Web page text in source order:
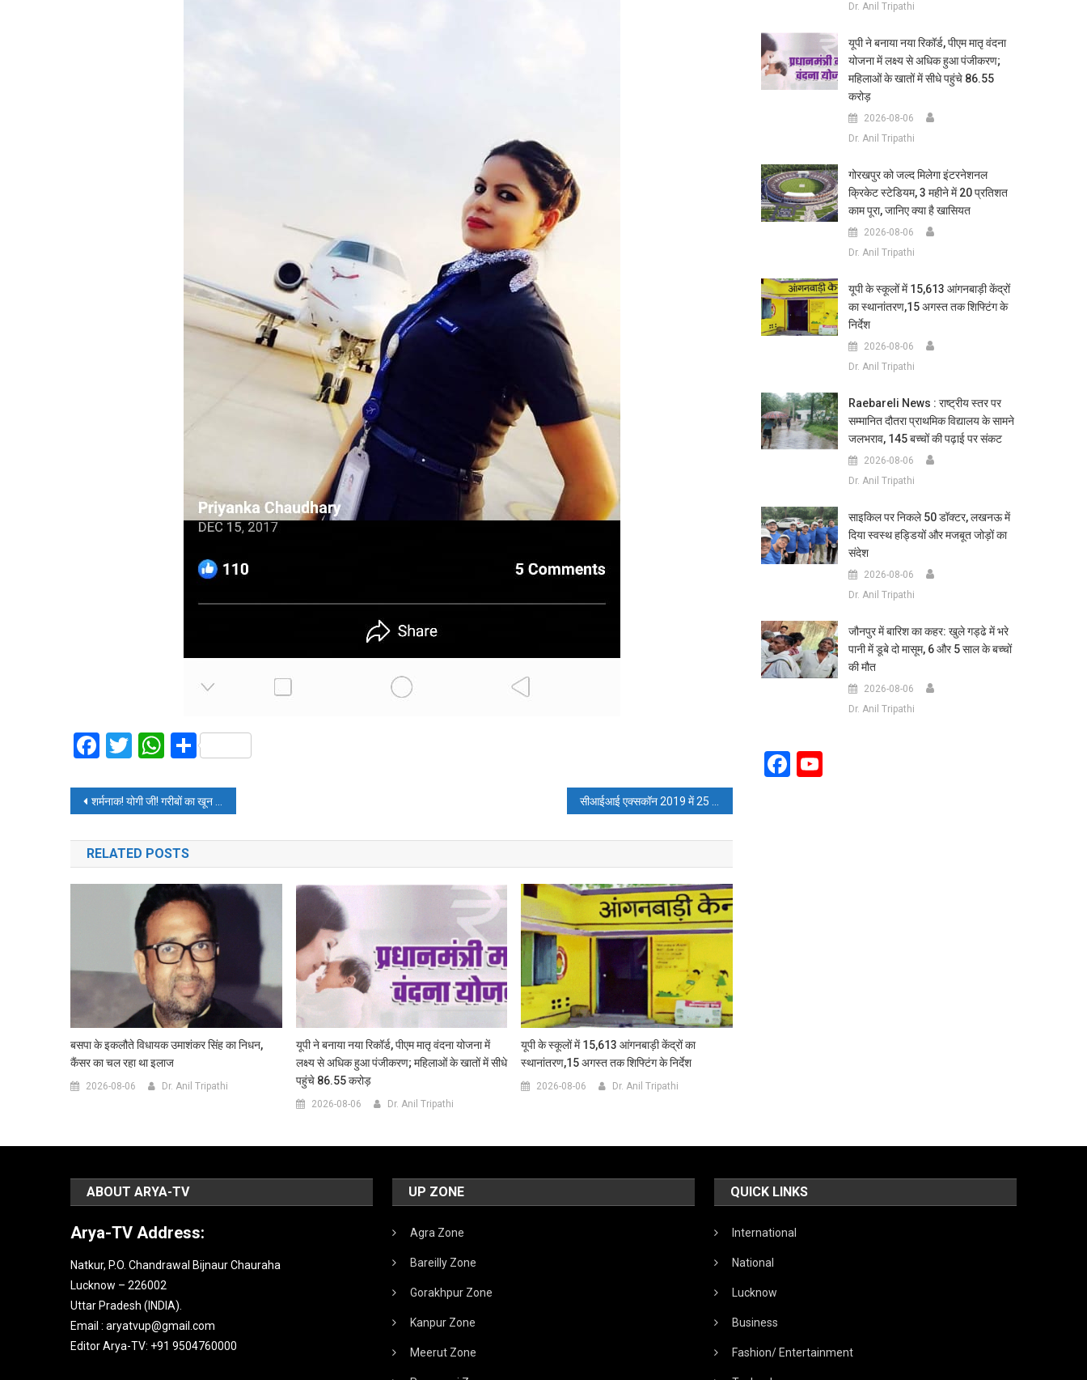
Facebook
TwitterWhatsApp
Share
Post
navigation
शर्मनाक! योगी जी! गरीबों का खून चूस लेंगे ऐसे कर्मचारी
RELATED POSTS
बसपा के इकलौते विधायक उमाशंकर सिंह का निधन,
कैंसर का चल रहा था इलाज
2026-08-06 Dr. Anil Tripathi
यूपी ने बनाया नया रिकॉर्ड, पीएम मातृ वंदना योजना में
लक्ष्य से अधिक हुआ पंजीकरण; महिलाओं के खातों में सीधे
पहुंचे 86.55 करोड़
2026-08-06 Dr. Anil Tripathi
यूपी के स्कूलों में 15,613 आंगनबाड़ी केंद्रों का
स्थानांतरण,15 अगस्त तक शिफ्टिंग के निर्देश
2026-08-06 Dr. Anil Tripathi
Dr. Anil Tripathi
यूपी ने बनाया नया रिकॉर्ड, पीएम मातृ वंदना
योजना में लक्ष्य से अधिक हुआ पंजीकरण;
महिलाओं के खातों में सीधे पहुंचे 86.55
करोड़
2026-08-06
Dr. Anil Tripathi
गोरखपुर को जल्द मिलेगा इंटरनेशनल
क्रिकेट स्टेडियम, 3 महीने में 20 प्रतिशत
काम पूरा, जानिए क्या है खासियत
2026-08-06
Dr. Anil Tripathi
यूपी के स्कूलों में 15,613 आंगनबाड़ी केंद्रों
का स्थानांतरण,15 अगस्त तक शिफ्टिंग के
निर्देश
2026-08-06
Dr. Anil Tripathi
Raebareli News : राष्ट्रीय स्तर पर
सम्मानित दौतरा प्राथमिक विद्यालय के सामने
जलभराव, 145 बच्चों की पढ़ाई पर संकट
2026-08-06
Dr. Anil Tripathi
साइकिल पर निकले 50 डॉक्टर, लखनऊ में
दिया स्वस्थ हड्डियों और मजबूत जोड़ों का
संदेश
2026-08-06
Dr. Anil Tripathi
जौनपुर में बारिश का कहर: खुले गड्ढे में भरे
पानी में डूबे दो मासूम, 6 और 5 साल के बच्चों
की मौत
2026-08-06
Dr. Anil Tripathi
Facebook
ABOUT ARYA-TV
Arya-TV Address:
Natkur, P.O. Chandrawal Bijnaur Chauraha
Lucknow – 226002
Uttar Pradesh (INDIA).
Email : aryatvup@gmail.com
Editor Arya-TV: +91 9504760000
UP ZONE
Agra Zone
Bareilly Zone
Gorakhpur Zone
Kanpur Zone
Meerut Zone
QUICK LINKS
International
National
Lucknow
Business
Fashion/ Entertainment